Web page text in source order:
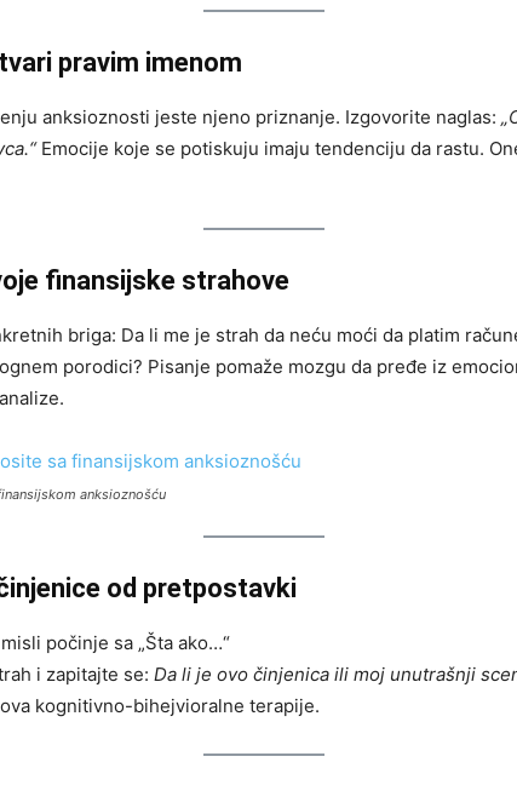
pravim imenom
anksioznosti jeste njeno priznanje. Izgovorite naglas:
Emocije koje se potiskuju imaju tendenciju da rastu.
finansijske strahove
briga: Da li me je strah da neću moći da platim
porodici? Pisanje pomaže mozgu da pređe iz
anksioznošću
od pretpostavki
počinje sa „Šta ako…“
i zapitajte se: Da li je ovo činjenica ili moj unutrašnji
kognitivno-bihejvioralne terapije.